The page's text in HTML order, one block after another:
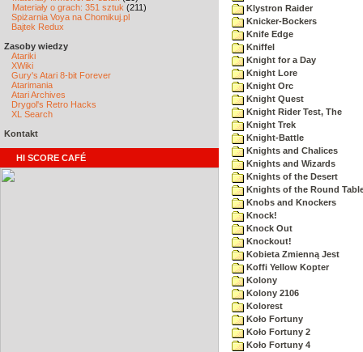
Materiały o grach: 351 sztuk (211)
Spiżarnia Voya na Chomikuj.pl
Bajtek Redux
Zasoby wiedzy
Atariki
XWiki
Gury's Atari 8-bit Forever
Atarimania
Atari Archives
Drygol's Retro Hacks
XL Search
Kontakt
HI SCORE CAFÉ
Klystron Raider
Knicker-Bockers
Knife Edge
Kniffel
Knight for a Day
Knight Lore
Knight Orc
Knight Quest
Knight Rider Test, The
Knight Trek
Knight-Battle
Knights and Chalices
Knights and Wizards
Knights of the Desert
Knights of the Round
Knobs and Knockers
Knock!
Knock Out
Knockout!
Kobieta Zmienną Jest
Koffi Yellow Kopter
Kolony
Kolony 2106
Kolorest
Koło Fortuny
Koło Fortuny 2
Koło Fortuny 4